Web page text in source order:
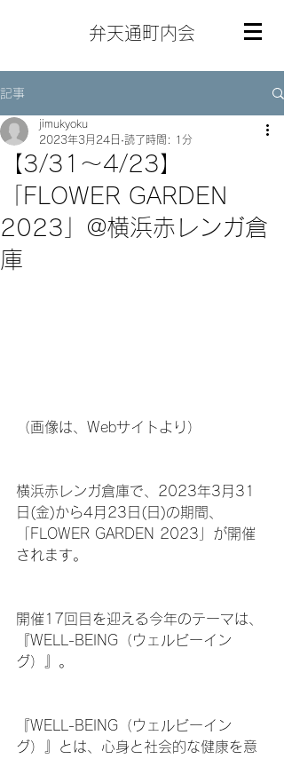
弁天通町内会
記事
【3/31～4/23】
「FLOWER GARDEN
2023」@横浜赤レンガ倉
庫
jimukyoku
2023年3月24日 読了時間: 1分
（画像は、Webサイトより）
横浜赤レンガ倉庫で、2023年3月31
日(金)から4月23日(日)の期間、
「FLOWER GARDEN 2023」が開催
されます。
開催17回目を迎える今年のテーマは、
『WELL-BEING（ウェルビーイン
グ）』。
『WELL-BEING（ウェルビーイン
グ）』とは、心身と社会的な健康を意